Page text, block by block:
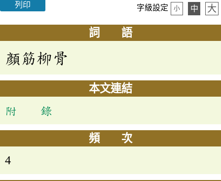
列印 字級設定 小 中 大
詞 語
顏筋柳骨
本文連結
附 錄
頻 次
4